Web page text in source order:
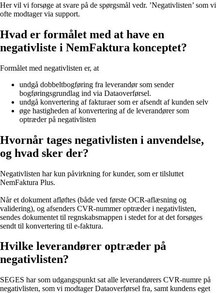
Her vil vi forsøge at svare på de spørgsmål vedr. ’Negativlisten’ som vi
ofte modtager via support.
Hvad er formålet med at have en
negativliste i NemFaktura konceptet?
Formålet med negativlisten er, at
undgå dobbeltbogføring fra leverandør som sender
bogføringsgrundlag ind via Dataoverførsel.
undgå konvertering af fakturaer som er afsendt af kunden selv
øge hastigheden af konvertering af de leverandører som
optræder på negativlisten
Hvornår tages negativlisten i anvendelse,
og hvad sker der?
Negativlisten har kun påvirkning for kunder, som er tilsluttet
NemFaktura Plus.
Når et dokument afløftes (både ved første OCR-aflæsning og
validering), og afsenders CVR-nummer optræder i negativlisten,
sendes dokumentet til regnskabsmappen i stedet for at det forsøges
sendt til konvertering til e-faktura.
Hvilke leverandører optræder på
negativlisten?
SEGES har som udgangspunkt sat alle leverandørers CVR-numre på
negativlisten, som vi modtager Dataoverførsel fra, samt kundens eget